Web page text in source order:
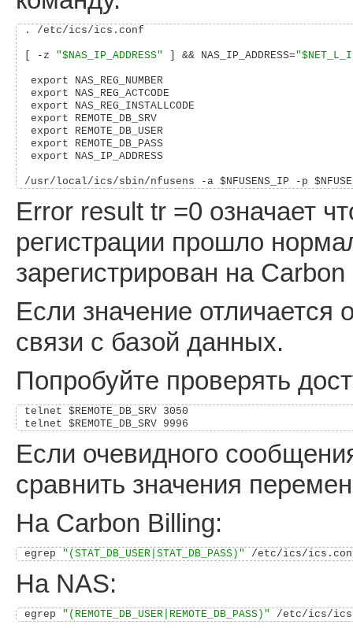
. /etc/ics/ics.conf
[ -z "$NAS_IP_ADDRESS" ] && NAS_IP_ADDRESS=
export NAS_REG_NUMBER
export NAS_REG_ACTCODE
export NAS_REG_INSTALLCODE
export REMOTE_DB_SRV
export REMOTE_DB_USER
export REMOTE_DB_PASS
export NAS_IP_ADDRESS
Error result tr =0 означает
регистрации прошло
зарегистрирован на
Если значение отличается
связи с базой данных.
Попробуйте проверять
telnet $REMOTE_DB_SRV 3050
Если очевидного
сравнить значения
На Carbon Billing:
egrep "(STAT_DB_USER|STAT_DB_PASS)"
На NAS:
egrep "(REMOTE_DB_USER|REMOTE_DB_PASS)"